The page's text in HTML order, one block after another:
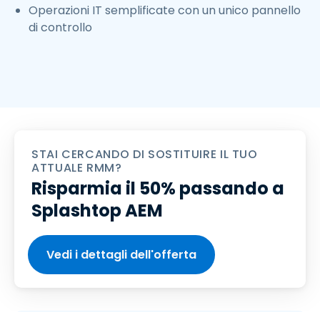
Operazioni IT semplificate con un unico pannello
di controllo
STAI CERCANDO DI SOSTITUIRE IL TUO
ATTUALE RMM?
Risparmia il 50% passando a
Splashtop AEM
Vedi i dettagli dell'offerta